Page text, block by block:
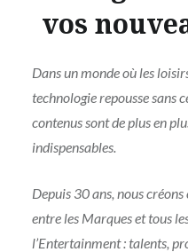
vos
Dans un monde où les
technologie repousse sans
contenus sont de plus en
indispensables.
Depuis 30 ans, nous
entre les Marques et tous
l’Entertainment : talents,